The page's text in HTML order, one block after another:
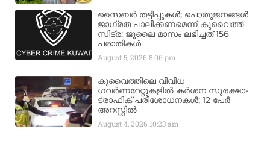
സൈബർ തട്ടിപ്പുകൾ; പൊതുജനങ്ങൾ
ജാഗ്രത പാലിക്കണമെന്ന് കുവൈത്ത്
സിട്ര: ജൂലൈ മാസം ലഭിച്ചത് 156
പരാതികൾ
August 5, 20268:06 pm
കുവൈത്തിലെ വിവിധ
ഗവർണറേറ്റുകളിൽ കർശന സുരക്ഷാ-
ട്രാഫിക് പരിശോധനകൾ; 12 പേർ
അറസ്റ്റിൽ
August 4, 2026 10:23 am